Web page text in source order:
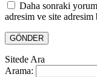
Daha sonraki
adresim ve site adresim
Sitede Ara
Arama: